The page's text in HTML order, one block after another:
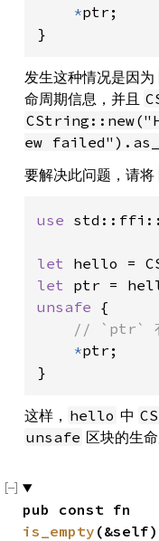
*ptr;
}
发生这种情况是因为
命周期信息，并且
ew
要解决此问题，请将
use
let hello =
let
unsafe {
// `ptr` 有
*ptr;
}
这样， hello 中
unsafe 区块的生命
is_empty